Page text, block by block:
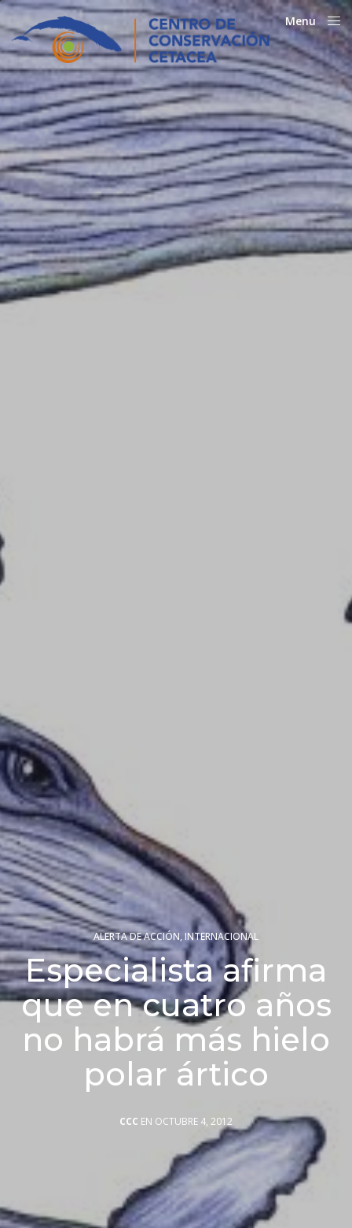
Menu
Close
ALERTA DE ACCIÓN,INTERNACIONAL
Especialista afirma
que en cuatro años
no habrá más hielo
polar ártico
CCC EN OCTUBRE 4, 2012